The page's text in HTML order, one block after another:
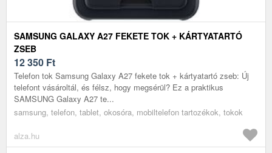
SAMSUNG GALAXY A27 FEKETE TOK + KÁRTYATARTÓ
ZSEB
12 350 Ft
Telefon tok Samsung Galaxy A27 fekete tok + kártyatartó zseb: Új
telefont vásároltál, és félsz, hogy megsérül? Ez a praktikus
SAMSUNG Galaxy A27 te...
samsung, telefon, tablet, okosóra, mobiltelefon tartozékok, tokok
alza.hu